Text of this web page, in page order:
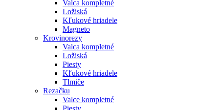
Valca kompletné
Ložiská
Kľukové hriadele
Magneto
Krovinorezy
Valca kompletné
Ložiská
Piesty
Kľukové hriadele
Tlmiče
Rezačku
Valce kompletné